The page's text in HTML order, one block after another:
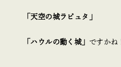
「天空の城ラピュタ」
「ハウルの動く城」 ですかね